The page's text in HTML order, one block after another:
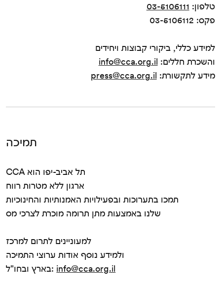
טלפון: 03-5106111
פקס: 03-5106112
למידע כללי, ביקורי קבוצות ויחידים
והשכרת חללים: info@cca.org.il
מידע לתקשורת: press@cca.org.il
תמיכה
CCA תל אביב-יפו הוא
ארגון ללא מטרות רווח
תמכו בתערוכות ובפעילויות האמנותיות והחינוכיות
שלנו באמצעות מתן תרומה מוכרת לצרכי מס
למעוניינים לתרום למרכז
ולמידע נוסף אודות ערוצי התמיכה
בארץ ובחו"ל: info@cca.org.il